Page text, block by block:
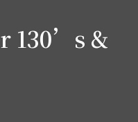
130’s &